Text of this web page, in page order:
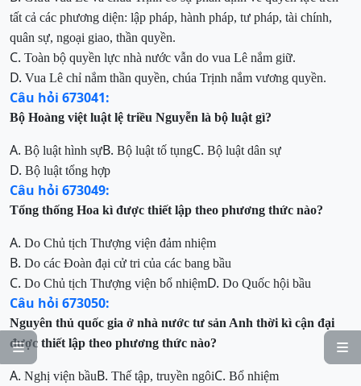


tất cả các phương diện: lập pháp, hành pháp, tư pháp, tài chính,
quân sự, ngoại giao, thần quyền.
C. Toàn bộ quyền lực nhà nước vẫn do vua Lê nắm giữ.
D. Vua Lê chỉ nắm thần quyền, chúa Trịnh nắm vương quyền.
Câu hỏi 673041:
Bộ Hoàng việt luật lệ triều Nguyễn là bộ luật gì?
A. Bộ luật hình sựB. Bộ luật tố tụngC. Bộ luật dân sự
D. Bộ luật tổng hợp
Câu hỏi 673049:
Tổng thống Hoa kì được thiết lập theo phương thức nào?
A. Do Chủ tịch Thượng viện đảm nhiệm
B. Do các Đoàn đại cử tri của các bang bầu
C. Do Chủ tịch Thượng viện bổ nhiệmD. Do Quốc hội bầu
Câu hỏi 673050:
Nguyên thủ quốc gia ở nhà nước tư sản Anh thời kì cận đại
được thiết lập theo phương thức nào?
A. Nghị viện bầuB. Thế tập, truyền ngôiC. Bổ nhiệm